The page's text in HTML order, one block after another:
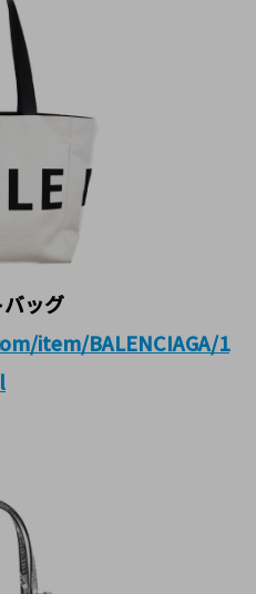
ッグ
item/BALENCIAGA/1